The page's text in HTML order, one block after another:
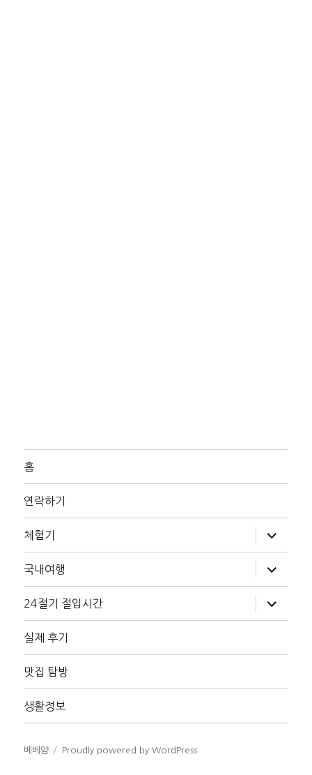
홈
연락하기
체험기
위
메
확
장
국내여행
위
메
확
장
24절기 절입시간
위
메
장
실제 후기
맛집 탐방
생활정보
베베얌 Proudly powered by WordPress